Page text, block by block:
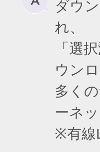
ダウ
れ、
「選
ウン
多く
ーネ
※有線